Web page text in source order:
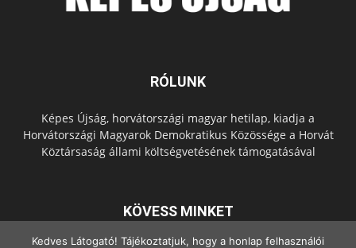
RÓLUNK
Képes Újság, horvátországi magyar hetilap, kiadja a
Horvátországi Magyarok Demokratikus Közössége a Horvát
Köztársaság állami költségvetésének támogatásával
KÖVESS MINKET
Kedves Látogató! Tájékoztatjuk, hogy a honlap felhasználói